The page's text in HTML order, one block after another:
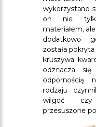
wykorzystano
on nie
materiałem,
dodatkowo
została
kruszywa
odznacza
odpornością
rodzaju
wilgoć
przesuszone